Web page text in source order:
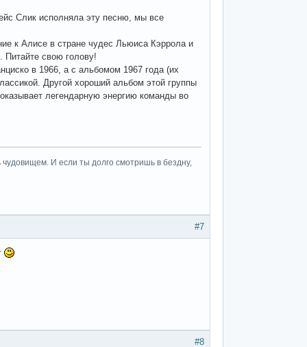
Слик исполняла эту песню, мы все
к Алисе в стране чудес Льюиса Кэррола и
Питайте свою голову!
в 1966, а с альбомом 1967 года (их
Другой хороший альбом этой группы
легендарную энергию команды во
И если ты долго смотришь в бездну,
#7
#8